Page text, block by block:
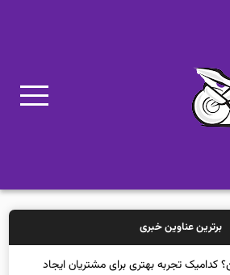
برترین عناوین خبری
کدامیک تجربه بهتری برای مشتریان ایجاد